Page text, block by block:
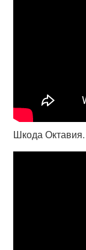
Шкода Октавия.